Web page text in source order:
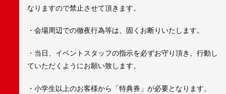
なりますので禁止させて頂きます。
・会場周辺での徹夜行為等は、固くお断りいたします。
・当日、イベントスタッフの指示を必ずお守り頂き、行動し
ていただくようにお願い致します。
・小学生以上のお客様から「特典券」が必要となります。